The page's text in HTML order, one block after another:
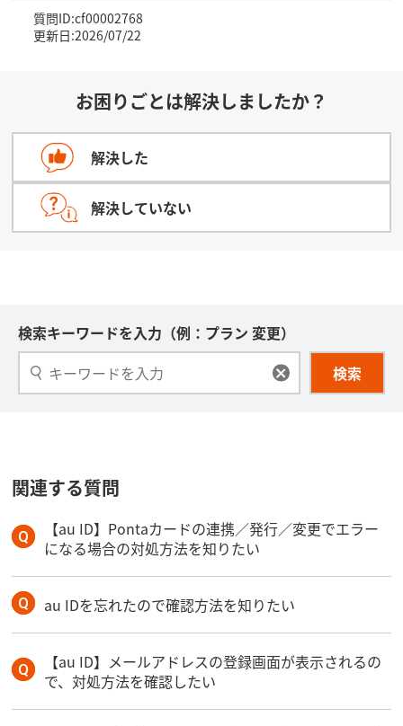
質問ID:cf00002768
更新日:2026/07/22
お困りごとは解決しましたか？
解決した
解決していない
検索キーワードを入力（例：プラン 変更）
検索
関連する質問
【au ID】Pontaカードの連携／発行／変更でエラー
になる場合の対処方法を知りたい
au IDを忘れたので確認方法を知りたい
【au ID】メールアドレスの登録画面が表示されるの
で、対処方法を確認したい